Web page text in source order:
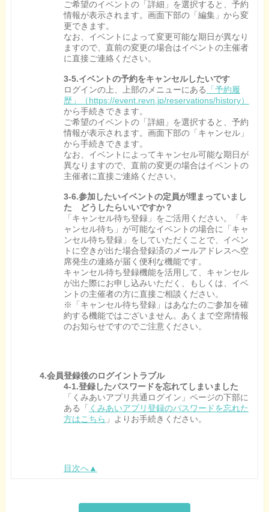
ご希望のイベントの「詳細」を選択すると、予約
情報が表示されます。画面下部の「編集」から変
更できます。
なお、イベントによって変更可能な期日が異なり
ますので、直前の変更の場合はイベントの主催者
に直接ご連絡ください。
3-5.イベントの予約をキャンセルしたいです
ログインの上、上部のメニューにある
「予約履
歴」（https://event.revn.jp/reservations/history）
から手続きできます。
ご希望のイベントの「詳細」を選択すると、予約
情報が表示されます。画面下部の「キャンセル」
から手続きできます。
なお、イベントによってキャンセル可能な期日が
異なりますので、直前の変更の場合はイベントの
主催者に直接ご連絡ください。
3-6.参加したいイベントの定員が埋まっていまし
た どうしたらいいですか？
「キャンセル待ち登録」をご活用ください。「キ
ャンセル待ち」が可能なイベントの場合に「キャ
ンセル待ち登録」をしていただくことで、イベン
トに空きが出た場合登録済のメールアドレスへ空
席発生の連絡が届く便利な機能です。
キャンセル待ち登録機能を活用して、キャンセル
が出た際にお申し込みいただく、もしくは、イベ
ントの主催者の方に直接ご相談ください。
※「キャンセル待ち登録」はあなたのご参加を確
約する機能ではございません。あくまで空席情報
のお知らせですのでご注意ください。
4.会員登録後のログイントラブル
4-1.登録したパスワードを忘れてしまいました
「くみあいアプリ共通ログイン」ページの下部に
ある「 くみあいアプリ登録のパスワードを忘れた
方はこちら 」よりお手続きください。
目次へ▲